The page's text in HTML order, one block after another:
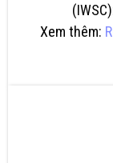
Xem thêm: